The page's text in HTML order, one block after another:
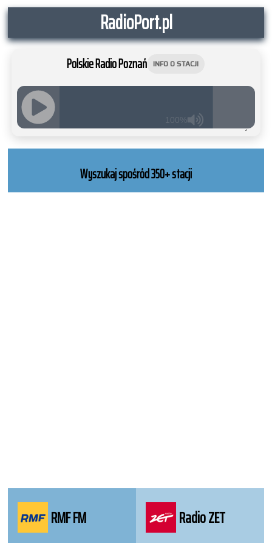
RadioPort.pl
Polskie Radio Poznań INFO O STACJI
100%
RADIO
WORDPRESS
Wyszukaj spośród 350+ stacji
RMF FM Radio ZET